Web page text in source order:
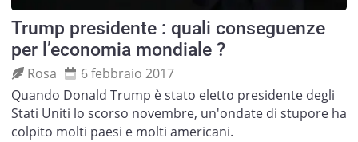
Trump presidente : quali conseguenze
per l’economia mondiale ?
Rosa
6 febbraio 2017
Quando Donald Trump è stato eletto presidente degli
Stati Uniti lo scorso novembre, un'ondate di stupore ha
colpito molti paesi e molti americani.